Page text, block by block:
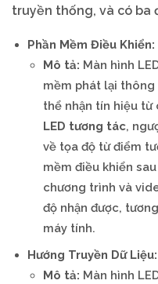
truyền thống, và có ba
Phần Mềm Điều Khiển:
Mô tả: Màn hình
mềm phát lại
thể nhận tín hiệu từ
LED tương tác,
về tọa độ từ điểm
mềm điều khiển
chương trình và
độ nhận được,
máy tính.
Hướng Truyền Dữ Liệu:
Mô tả: Màn hình